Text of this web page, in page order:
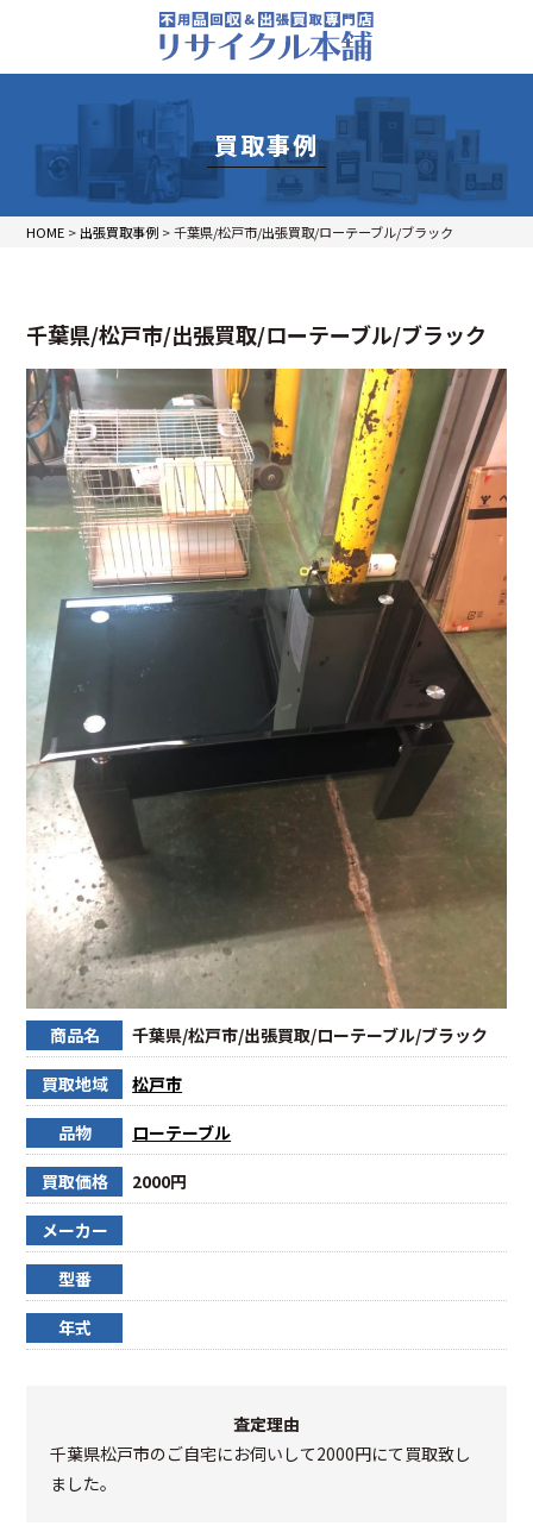
買取事例
HOME > 出張買取事例 >千葉県/松戸市/出張買取/ローテーブル/ブラック
千葉県/松戸市/出張買取/ローテーブル/ブラック
商品名 千葉県/松戸市/出張買取/ローテーブル/ブラック
買取地域 松戸市
品物 ローテーブル
買取価格 2000円
メーカー
型番
年式
査定理由
千葉県松戸市のご自宅にお伺いして2000円にて買取致し
ました。